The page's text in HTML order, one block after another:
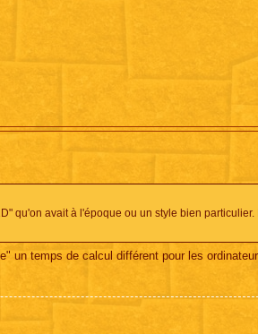
qu'on avait à l'époque ou un style bien particulier.
un temps de calcul différent pour les